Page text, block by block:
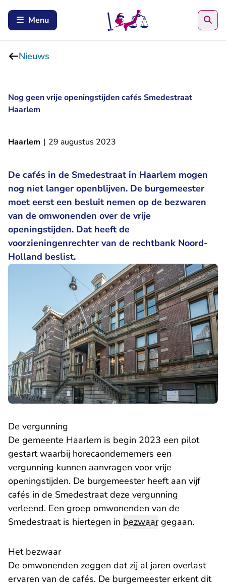
Menu
Nieuws
Nog geen vrije openingstijden cafés Smedestraat
Haarlem
Haarlem | 29 augustus 2023
De cafés in de Smedestraat in Haarlem mogen
nog niet langer openblijven. De burgemeester
moet eerst een besluit nemen op de bezwaren
van de omwonenden over de vrije
openingstijden. Dat heeft de
voorzieningenrechter van de rechtbank Noord-
Holland beslist.
De vergunning
De gemeente Haarlem is begin 2023 een pilot
gestart waarbij horecaondernemers een
vergunning kunnen aanvragen voor vrije
openingstijden. De burgemeester heeft aan vijf
cafés in de Smedestraat deze vergunning
verleend. Een groep omwonenden van de
Smedestraat is hiertegen in bezwaargegaan.
Het bezwaar
De omwonenden zeggen dat zij al jaren overlast
ervaren van de cafés. De burgemeester erkent dit